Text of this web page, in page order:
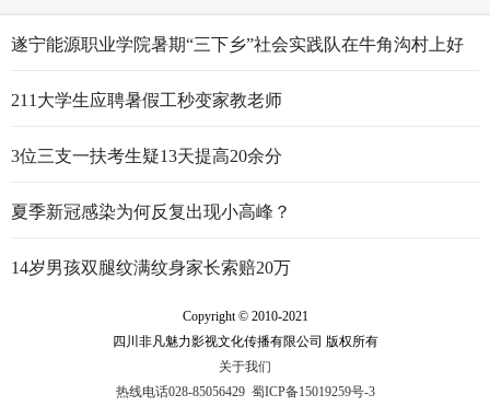
遂宁能源职业学院暑期“三下乡”社会实践队在牛角沟村上好
211大学生应聘暑假工秒变家教老师
3位三支一扶考生疑13天提高20余分
夏季新冠感染为何反复出现小高峰？
14岁男孩双腿纹满纹身家长索赔20万
Copyright © 2010-2021
四川非凡魅力影视文化传播有限公司 版权所有
关于我们
热线电话028-85056429 蜀ICP备15019259号-3